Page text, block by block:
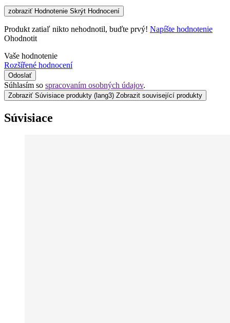
zobraziť Hodnotenie Skrýt Hodnocení
Produkt zatiaľ nikto nehodnotil, buďte prvý! Napíšte hodnotenie
Ohodnotit
Vaše hodnotenie
Rozšířené hodnocení
Odoslať
Súhlasím so spracovaním osobných údajov.
Zobraziť Súvisiace produkty (lang3) Zobrazit související produkty
Súvisiace